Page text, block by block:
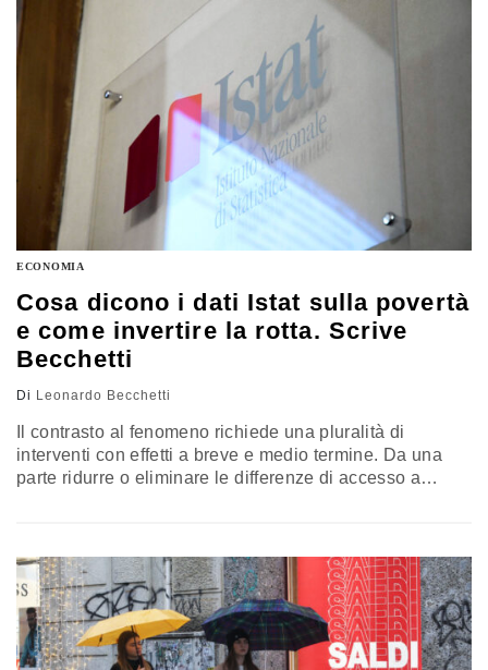
ECONOMIA
Cosa dicono i dati Istat sulla povertà
e come invertire la rotta. Scrive
Becchetti
Di Leonardo Becchetti
Il contrasto al fenomeno richiede una pluralità di
interventi con effetti a breve e medio termine. Da una
parte ridurre o eliminare le differenze di accesso a
via della rapidità del progresso tecnologico. Il commento
di Leonardo Becchetti